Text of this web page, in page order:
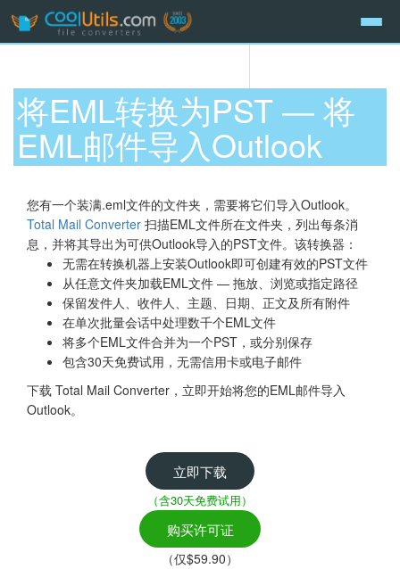
将EML转换为PST — 将
EML邮件导入Outlook
您有一个装满.eml文件的文件夹，需要将它们导入Outlook。
Total Mail Converter 扫描EML文件所在文件夹，列出每条消
息，并将其导出为可供Outlook导入的PST文件。该转换器：
无需在转换机器上安装Outlook即可创建有效的PST文件
从任意文件夹加载EML文件 — 拖放、浏览或指定路径
保留发件人、收件人、主题、日期、正文及所有附件
在单次批量会话中处理数千个EML文件
将多个EML文件合并为一个PST，或分别保存
包含30天免费试用，无需信用卡或电子邮件
下载 Total Mail Converter，立即开始将您的EML邮件导入
Outlook。
立即下载
（含30天免费试用）
购买许可证
（仅$59.90）